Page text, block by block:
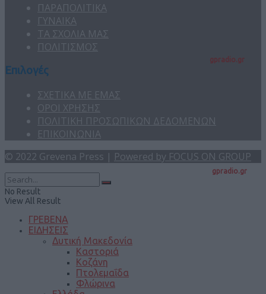
gpradio.gr
ΠΑΡΑΠΟΛΙΤΙΚΑ
ΓΥΝΑΙΚΑ
ΤΑ ΣΧΟΛΙΑ ΜΑΣ
ΠΟΛΙΤΙΣΜΟΣ
Επιλογές
ΣΧΕΤΙΚΑ ΜΕ ΕΜΑΣ
ΟΡΟΙ ΧΡΗΣΗΣ
ΠΟΛΙΤΙΚΗ ΠΡΟΣΩΠΙΚΩΝ ΔΕΔΟΜΕΝΩΝ
ΕΠΙΚΟΙΝΩΝΙΑ
© 2022 Grevena Press | Powered by FOCUS ON GROUP
No Result
View All Result
ΓΡΕΒΕΝΑ
ΕΙΔΗΣΕΙΣ
Δυτική Μακεδονία
Καστοριά
Κοζάνη
Πτολεμαΐδα
Φλώρινα
gpradio.gr